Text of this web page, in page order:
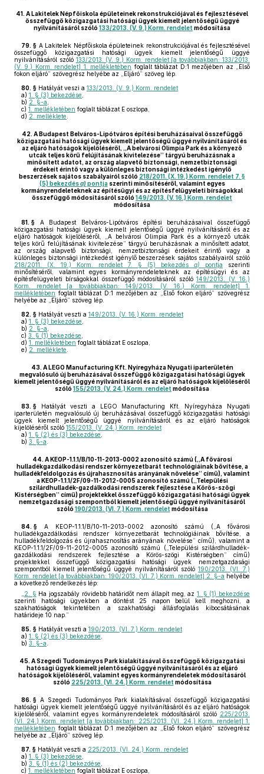
41. A Lakitelek Népfőiskola épületeinek rekonstrukciójával és fejlesztésével
összefüggő közigazgatási hatósági ügyek kiemelt jelentőségű üggyé
nyilvánításáról szóló 133/2013. (V. 9.) Korm. rendelet módosítása
79. § A Lakitelek Népfőiskola épületeinek rekonstrukciójával és fejlesztésével
összefüggő közigazgatási hatósági ügyek kiemelt jelentőségű üggyé
nyilvánításáról szóló 133/2013. (V. 9.) Korm. rendelet [a továbbiakban: 133/2013.
(V. 9.) Korm. rendelet] 1. mellékletében foglalt táblázat D:1 mezőjében az „Első
fokon eljáró” szövegrész helyébe az „Eljáró” szöveg lép.
80. § Hatályát veszi a 133/2013. (V. 9.) Korm. rendelet
a) 1. § (3) bekezdése
b) 2. §-a
c) 1. mellékletében foglalt táblázat E oszlopa,
d) 2. melléklete
42. A Budapest Belváros-Lipótváros építési beruházásaival összefüggő
közigazgatási hatósági ügyek kiemelt jelentőségű üggyé nyilvánításáról és
az eljáró hatóságok kijelöléséről, „A belvárosi Olimpia Park és a környező
utcák teljes körű felújításának kivitelezése” tárgyú beruházásnak a
minősített adatot, az ország alapvető biztonsági, nemzetbiztonsági
érdekeit érintő vagy a különleges biztonsági intézkedést igénylő
beszerzések sajátos szabályairól szóló 218/2011. (X. 19.) Korm. rendelet 7. §
(5) bekezdésa) pontjaszerinti minősítéséről, valamint egyes
kormányrendeleteknek az építésügyi és az építésfelügyeleti bírságokkal
összefüggő módosításáról szóló 149/2013. (V. 16.) Korm. rendelet
módosítása
81. § A Budapest Belváros-Lipótváros építési beruházásaival összefüggő
közigazgatási hatósági ügyek kiemelt jelentőségű üggyé nyilvánításáról és az
eljáró hatóságok kijelöléséről, „A belvárosi Olimpia Park és a környező utcák
teljes körű felújításának kivitelezése” tárgyú beruházásnak a minősített adatot,
az ország alapvető biztonsági, nemzetbiztonsági érdekeit érintő vagy a
különleges biztonsági intézkedést igénylő beszerzések sajátos szabályairól szóló
218/2011. (X. 19.) Korm. rendelet 7. § (5) bekezdés a) pontja szerinti
minősítéséről, valamint egyes kormányrendeleteknek az építésügyi és az
építésfelügyeleti bírságokkal összefüggő módosításáról szóló149/2013. (V. 16.)
Korm. rendelet [a továbbiakban: 149/2013. (V. 16.) Korm. rendelet] 1.
mellékletében foglalt táblázat D:1 mezőjében az „Első fokon eljáró” szövegrész
helyébe az „Eljáró” szöveg lép.
82. § Hatályát veszti a 149/2013. (V. 16.) Korm. rendelet
a) 1. § (3) bekezdése
b) 2. §-a
c) 3. § (1) bekezdése
d) 1. mellékletében foglalt táblázat E oszlopa,
e) 2. melléklete
43. A LEGO Manufacturing Kft. Nyíregyháza Nyugati iparterületén
megvalósuló új beruházásával összefüggő közigazgatási hatósági ügyek
kiemelt jelentőségű üggyé nyilvánításáról és az eljáró hatóságok kijelöléséről
szóló 155/2013. (V. 24.) Korm. rendelet módosítása
83. § Hatályát veszti a LEGO Manufacturing Kft. Nyíregyháza Nyugati
iparterületén megvalósuló új beruházásával összefüggő közigazgatási hatósági
ügyek kiemelt jelentőségű üggyé nyilvánításáról és az eljáró hatóságok
kijelöléséről szóló 155/2013. (V. 24.) Korm. rendelet
a) 1. § (2) és (3) bekezdése
b) 3. §-a
44. A KEOP-1.1.1/B/10-11-2013-0002 azonosító számú („A fővárosi
hulladékgazdálkodási rendszer környezetbarát technológiáinak bővítése, a
hulladékfeldolgozás és újrahasznosítás arányának növelése” című), valamint
a KEOP-1.1.1/2F/09-11-2012-0005 azonosító számú („Települési
szilárdhulladék-gazdálkodási rendszerek fejlesztése a Körös-szögi
Kistérségben” című) projektekkel összefüggő közigazgatási hatósági ügyek
nemzetgazdasági szempontból kiemelt jelentőségű üggyé nyilvánításáról
szóló 190/2013. (VI. 7.) Korm. rendelet módosítása
84. § A KEOP-1.1.1/B/10-11-2013-0002 azonosító számú („A fővárosi
hulladékgazdálkodási rendszer környezetbarát technológiáinak bővítése, a
hulladékfeldolgozás és újrahasznosítás arányának növelése” című), valamint a
KEOP-1.1.1/2F/09-11-2012-0005 azonosító számú („Települési szilárdhulladék-
gazdálkodási rendszerek fejlesztése a Körös-szögi Kistérségben” című)
projektekkel összefüggő közigazgatási hatósági ügyek nemzetgazdasági
szempontból kiemelt jelentőségű üggyé nyilvánításáról szóló 190/2013. (VI. 7.)
Korm. rendelet [a továbbiakban: 190/2013. (VI. 7.) Korm. rendelet] 2. §-a helyébe
a következő rendelkezés lép:
2. § Ha jogszabály rövidebb határidőt nem állapít meg, az 1. § (1) bekezdése
szerinti hatósági ügyekben a döntést 25 napon belül kell meghozni, a
szakhatóságok tekintetében a szakhatósági állásfoglalás kibocsátásának
határideje 10 nap.”
85. § Hatályát veszti a 190/2013. (VI. 7.) Korm. rendelet
a) 1. § (2) és (3) bekezdése
b) 3. §-a
45. A Szegedi Tudományos Park kialakításával összefüggő közigazgatási
hatósági ügyek kiemelt jelentőségű üggyé nyilvánításáról és az eljáró
hatóságok kijelöléséről, valamint egyes kormányrendeletek módosításáról
szóló 225/2013. (VI. 24.) Korm. rendelet módosítása
86. § A Szegedi Tudományos Park kialakításával összefüggő közigazgatási
hatósági ügyek kiemelt jelentőségű üggyé nyilvánításáról és az eljáró hatóságok
kijelöléséről, valamint egyes kormányrendeletek módosításáról szóló 225/2013.
(VI. 24.) Korm. rendelet [a továbbiakban: 225/2013. (VI. 24.) Korm. rendelet] 1.
mellékletében foglalt táblázat D:1 mezőjében az „Első fokon eljáró” szövegrész
helyébe az „Eljáró” szöveg lép.
87. § Hatályát veszti a 225/2013. (VI. 24.) Korm. rendelet
a) 1. § (3) bekezdése
b) 3. § (1) és (2) bekezdése
c) 1. mellékletében foglalt táblázat E oszlopa,